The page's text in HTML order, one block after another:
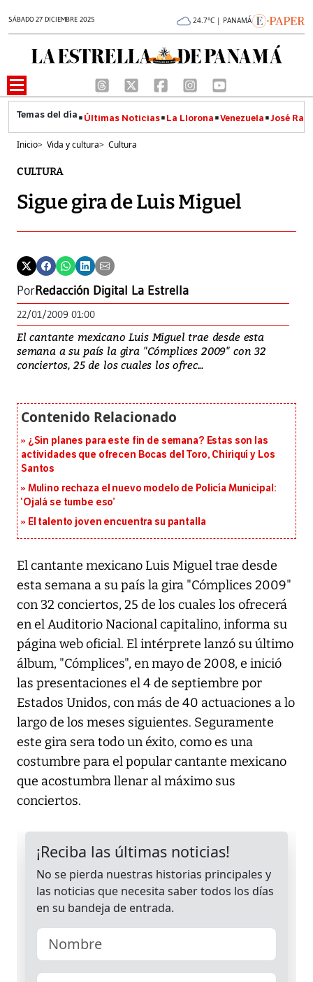
SÁBADO 27 DICIEMBRE 2025 24.7°C | PANAMÁ
Últimas Noticias La Llorona Venezuela José
Inicio> Vida y cultura> Cultura
CULTURA
Sigue gira de Luis Miguel
PorRedacción Digital La Estrella
22/01/2009 01:00
El cantante mexicano Luis Miguel trae desde esta
semana a su país la gira "Cómplices 2009" con 32
conciertos, 25 de los cuales los ofrec...
¿Sin planes para este fin de semana? Estas son las
actividades que ofrecen Bocas del Toro, Chiriquí y Los
Santos
Mulino rechaza el nuevo modelo de Policía Municipal:
‘Ojalá se tumbe eso’
El talento joven encuentra su pantalla​
El cantante mexicano Luis Miguel trae desde
esta semana a su país la gira "Cómplices 2009"
con 32 conciertos, 25 de los cuales los ofrecerá
en el Auditorio Nacional capitalino, informa su
página web oficial. El intérprete lanzó su último
álbum, "Cómplices", en mayo de 2008, e inició
las presentaciones el 4 de septiembre por
Estados Unidos, con más de 40 actuaciones a lo
largo de los meses siguientes. Seguramente
este gira sera todo un éxito, como es una
costumbre para el popular cantante mexicano
que acostumbra llenar al máximo sus
conciertos.